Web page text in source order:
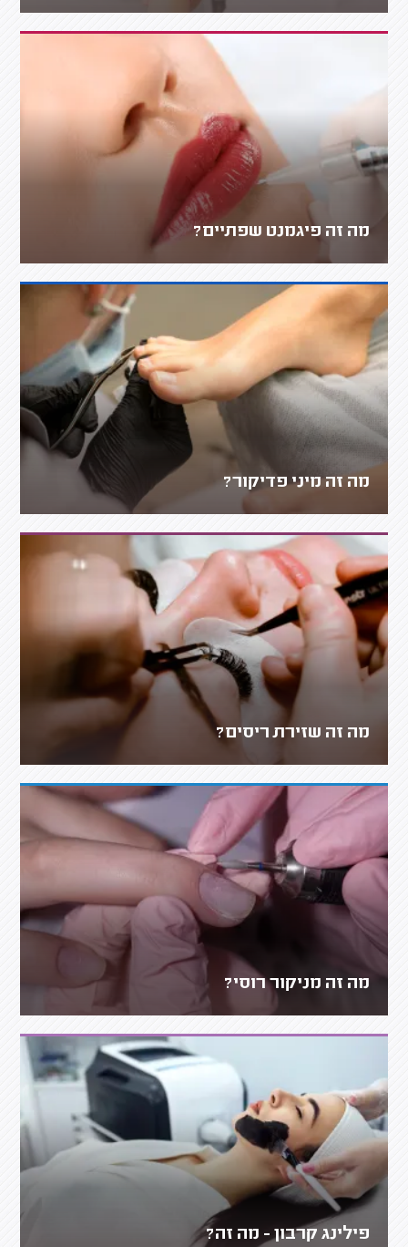
מה זה פיגמנט שפתיים?
מה זה מיני פדיקור?
מה זה שזירת ריסים?
מה זה מניקור רוסי?
פילינג קרבון - מה זה?